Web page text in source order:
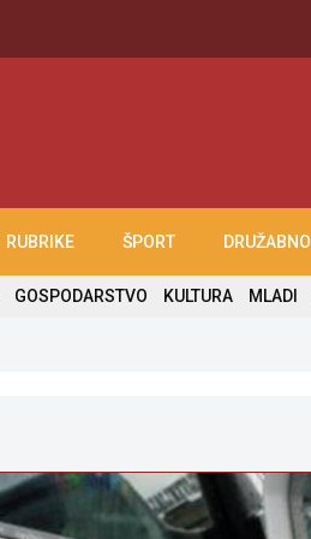
RUBRIKE ŠPORT DRUŽABNO
GOSPODARSTVO KULTURA MLADI